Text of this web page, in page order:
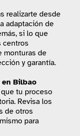
realizarte desde
adaptación de
si lo que
centros
monturas de
y garantía.
en Bilbao
tu proceso
Revisa los
de otros
para